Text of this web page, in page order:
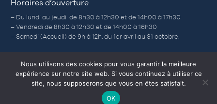
Horaires d’ouverture
– Du lundi au jeudi de 8h30 à 12h30 et de 14h00 à 17h30
– Vendredi de 8h30 à 12h30 et de 14h00 à 16h30
– Samedi (Accueil) de 9h à 12h, du 1er avril au 31 octobre.
Nos autres sites
Corps-morts
Nous utilisons des cookies pour vous garantir la meilleure
expérience sur notre site web. Si vous continuez à utiliser ce
site, nous supposerons que vous en êtes satisfait.
OK